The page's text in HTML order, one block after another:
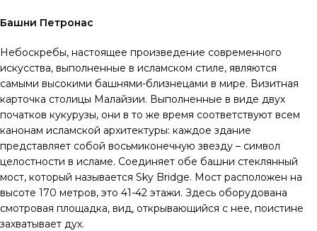
Башни Петронас
Небоскребы, настоящее произведение современного
искусства, выполненные в исламском стиле, являются
самыми высокими башнями-близнецами в мире. Визитная
карточка столицы Малайзии. Выполненные в виде двух
початков кукурузы, они в то же время соответствуют всем
канонам исламской архитектуры: каждое здание
представляет собой восьмиконечную звезду – символ
целостности в исламе. Соединяет обе башни стеклянный
мост, который называется Sky Bridge. Мост расположен на
высоте 170 метров, это 41-42 этажи. Здесь оборудована
смотровая площадка, вид, открывающийся с нее, поистине
захватывает дух.